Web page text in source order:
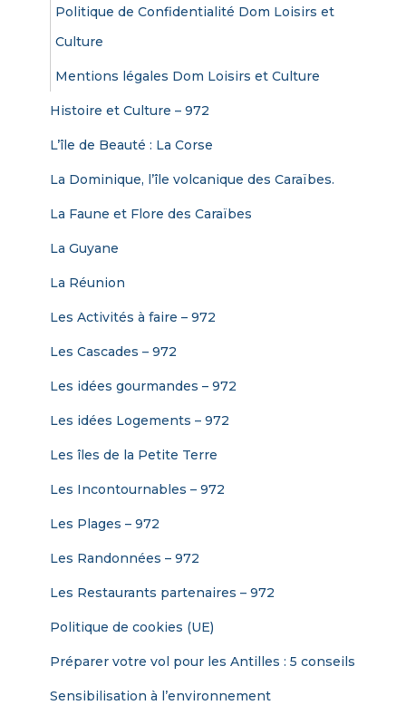
Politique de Confidentialité Dom Loisirs et
Culture
Mentions légales Dom Loisirs et Culture
Histoire et Culture – 972
L’île de Beauté : La Corse
La Dominique, l’île volcanique des Caraïbes.
La Faune et Flore des Caraïbes
La Guyane
La Réunion
Les Activités à faire – 972
Les Cascades – 972
Les idées gourmandes – 972
Les idées Logements – 972
Les îles de la Petite Terre
Les Incontournables – 972
Les Plages – 972
Les Randonnées – 972
Les Restaurants partenaires – 972
Politique de cookies (UE)
Préparer votre vol pour les Antilles : 5 conseils
Sensibilisation à l’environnement